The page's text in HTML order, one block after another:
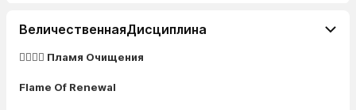
ВеличественнаяДисциплина
🐦‍🔥🌋🔥 Пламя Очищения
Flame Of Renewal